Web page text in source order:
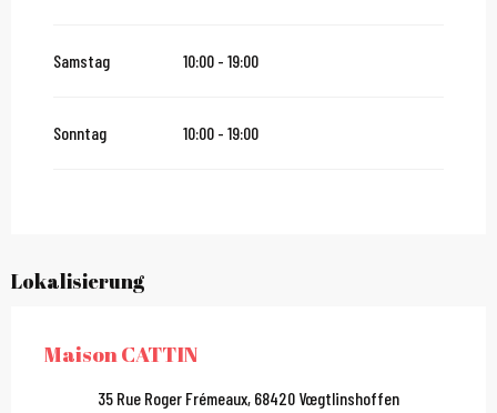
Samstag 10:00 - 19:00
Sonntag 10:00 - 19:00
Lokalisierung
Maison CATTIN
35 Rue Roger Frémeaux, 68420 Vœgtlinshoffen